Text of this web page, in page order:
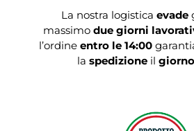
La nostra logistica evade
massimo due giorni
l’ordine entro le 14:00
la spedizione il